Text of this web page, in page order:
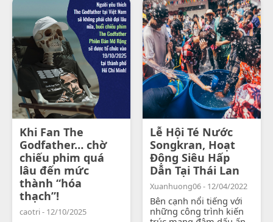
Khi Fan The
Godfather… chờ
chiếu phim quá
lâu đến mức
thành “hóa
thạch”!
caotri - 12/10/2025
Lễ Hội Té Nước
Songkran, Hoạt
Động Siêu Hấp
Dẫn Tại Thái Lan
Xuanhuong06 - 12/04/2022
Bên cạnh nổi tiếng với
những công trình kiến